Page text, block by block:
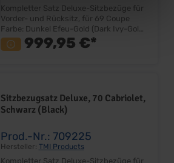
Kompletter Satz Deluxe-Sitzbezüge für
Vorder- und Rücksitz, für 69 Coupe
Farbe: Dunkel Efeu-Gold (Dark Ivy-Gold)
Material: Vinyl Sehr gute Qualität Farbe
und Design entspricht dem Original
Einbauort: Vorder- und Rücksitzgestell
999,95 €*
Sitzbezugsatz Deluxe, 70 Cabriolet,
Schwarz (Black)
Prod.-Nr.: 709225
Hersteller: TMI Products
Kompletter Satz Deluxe-Sitzbezüge für